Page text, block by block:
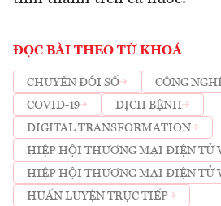
ĐỌC BÀI THEO TỪ KHOÁ
CHUYỂN ĐỔI SỐ
CÔNG
COVID-19
DỊCH BỆNH
DIGITAL TRANSFORMATION
HIỆP HỘI THƯƠNG MẠI ĐIỆN TỬ
HIỆP HỘI THƯƠNG MẠI ĐIỆN TỬ
HUẤN LUYỆN TRỰC TIẾP